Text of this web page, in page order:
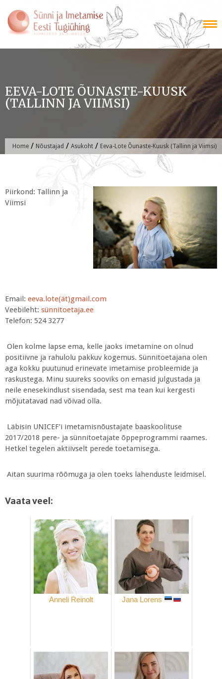
content
EEVA-LOTE ÕUNASTE-KUUSK
(TALLINN JA VIIMSI)
Home / Nõustajad / Asukoht / Eeva-Lote Õunaste-Kuusk (Tallinn ja Viimsi)
Piirkond: Tallinn ja
Viimsi
Email: eeva.lote(ät)gmail.com
Veebileht: sünnitoetaja.ee
Telefon: 524 3277
Olen kolme lapse ema, kelle jaoks imetamine on olnud
positiivne ja rahulolu pakkuv kogemus. Sünnitoetajana olen
aga kokku puutunud erinevate imetamise probleemide ja
raskustega. Minu suureks sooviks on emasid julgustada ja
neile enesekindlust sisendada, sest ma tean kui kergesti
mõjutatavad nad võivad olla.
Läbisin UNICEF’i imetamisnõustajate baaskoolituse
2017/2018 pere- ja sünnitoetajate õppeprogrammi raames.
Hetkel tegelen aktiivselt perede toetamisega.
Aitan suurima rõõmuga ja olen toeks lahenduste leidmisel.
Vaata veel:
Anneli Reinolt Jana Lorens